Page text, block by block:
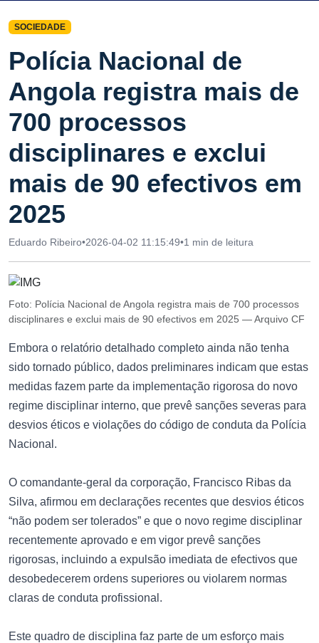
SOCIEDADE
Polícia Nacional de
Angola registra mais de
700 processos
disciplinares e exclui
mais de 90 efectivos em
2025
Eduardo Ribeiro•2026-04-02 11:15:49•1 min de leitura
Foto: Polícia Nacional de Angola registra mais de 700 processos
disciplinares e exclui mais de 90 efectivos em 2025 — Arquivo CF
Embora o relatório detalhado completo ainda não tenha
sido tornado público, dados preliminares indicam que estas
medidas fazem parte da implementação rigorosa do novo
regime disciplinar interno, que prevê sanções severas para
desvios éticos e violações do código de conduta da Polícia
Nacional.
O comandante-geral da corporação, Francisco Ribas da
Silva, afirmou em declarações recentes que desvios éticos
“não podem ser tolerados” e que o novo regime disciplinar
recentemente aprovado e em vigor prevê sanções
rigorosas, incluindo a expulsão imediata de efectivos que
desobedecerem ordens superiores ou violarem normas
claras de conduta profissional.
Este quadro de disciplina faz parte de um esforço mais